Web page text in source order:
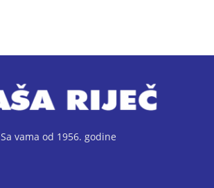
Sa vama od 1956. godine